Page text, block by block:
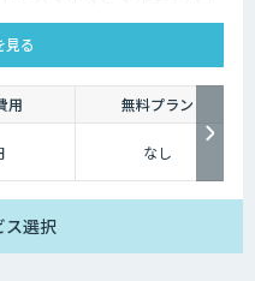
す。現状分析や需要予測な
で実現できます。
見る
用
無料プラン
なし
ス選択